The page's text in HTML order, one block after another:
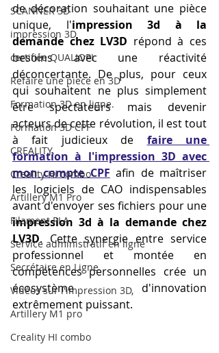
SCANNER 3D
impression 3D
certifiée QUALIOPI
Refaire une piece en 3D
Formation 3D en ligne.
Formation 3D CPF
CREALITY,
Creality Hi combo
Artillery M1 Pro
Filament PLA
Service administratif en ligne
Secrétaire en Ligne
Vidéos sur l'impression 3D,
Artillery M1 pro
Creality HI combo
de décoration souhaitant une pièce
unique, l'impression 3d à la
demande chez LV3D répond à ces
besoins avec une réactivité
déconcertante. De plus, pour ceux
qui souhaitent ne plus simplement
être spectateurs mais devenir
acteurs de cette révolution, il est tout
à fait judicieux de faire une
formation à l'impression 3D avec
mon compte CPF afin de maîtriser
les logiciels de CAO indispensables
impression 3d à la demande chez
LV3D. Cette synergie entre service
professionnel et montée en
compétences personnelles crée un
écosystème d'innovation
extrêmement puissant.